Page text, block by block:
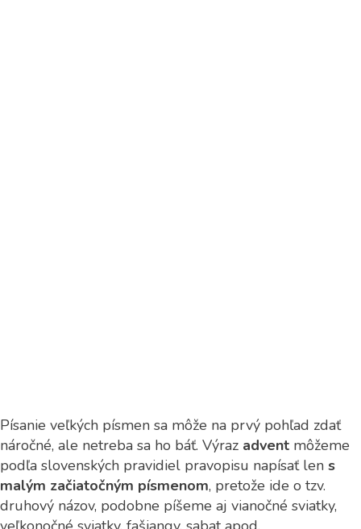
Písanie veľkých písmen sa môže na prvý pohľad zdať
náročné, ale netreba sa ho báť. Výraz advent môžeme
podľa slovenských pravidiel pravopisu napísať len s
malým začiatočným písmenom, pretože ide o tzv.
druhový názov, podobne píšeme aj vianočné sviatky,